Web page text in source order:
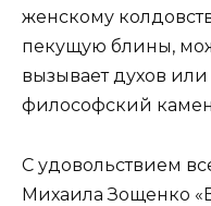
женскому
пекущую блины,
вызывает духов или
философский
С удовольствием
Михаила Зощенко